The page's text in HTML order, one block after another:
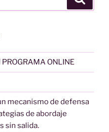
ONLINE
mecanismo de defensa
de abordaje
sin salida.